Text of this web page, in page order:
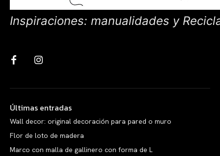
Inspiraciones: manualidades y
Últimas entradas
Wall decor: original decoración para pared o muro
Flor de loto de madera
Marco con malla de gallinero con forma de L